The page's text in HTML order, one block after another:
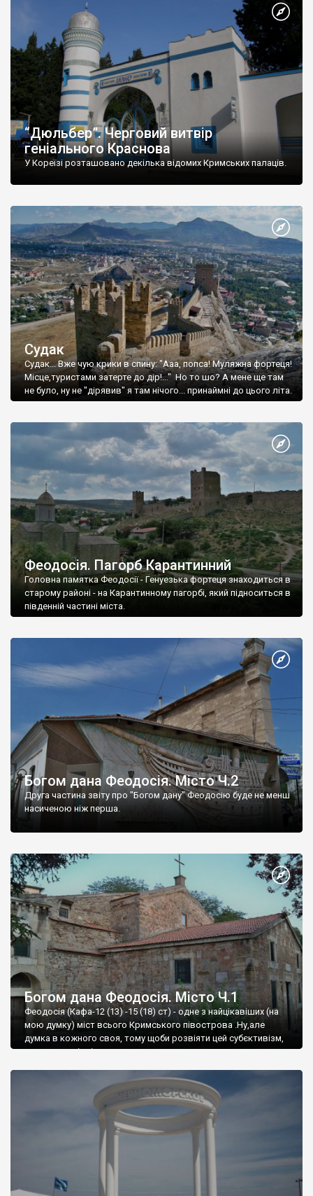
“Дюльбер”. Черговий витвір
геніального Краснова
У Кореїзі розташовано декілька відомих Кримських палаців.
Судак
Судак... Вже чую крики в спину: "Ааа, попса! Муляжна фортеця!
Місце,туристами затерте до дір!..." Но то шо? А мене ще там
не було, ну не "дірявив" я там нічого... принаймні до цього літа.
Феодосія. Пагорб Карантинний
Головна памятка Феодосії - Генуезька фортеця знаходиться в
старому районі - на Карантинному пагорбі, який підноситься в
південній частині міста.
Богом дана Феодосія. Місто Ч.2
Друга частина звіту про "Богом дану" Феодосію буде не менш
насиченою ніж перша.
Богом дана Феодосія. Місто Ч.1
Феодосія (Кафа-12 (13) -15 (18) ст) - одне з найцікавіших (на
мою думку) міст всього Кримського півострова .Ну,але
думка в кожного своя, тому щоби розвіяти цей субєктивізм,
запрошую відвідати це